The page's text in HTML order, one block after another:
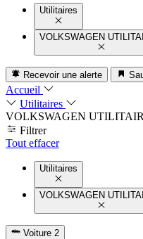
Utilitaires
VOLKSWAGEN
Recevoir une alerte
Accueil
Utilitaires
VOLKSWAGEN
Filtrer
Tout effacer
Utilitaires
VOLKSWAGEN
Voiture 2